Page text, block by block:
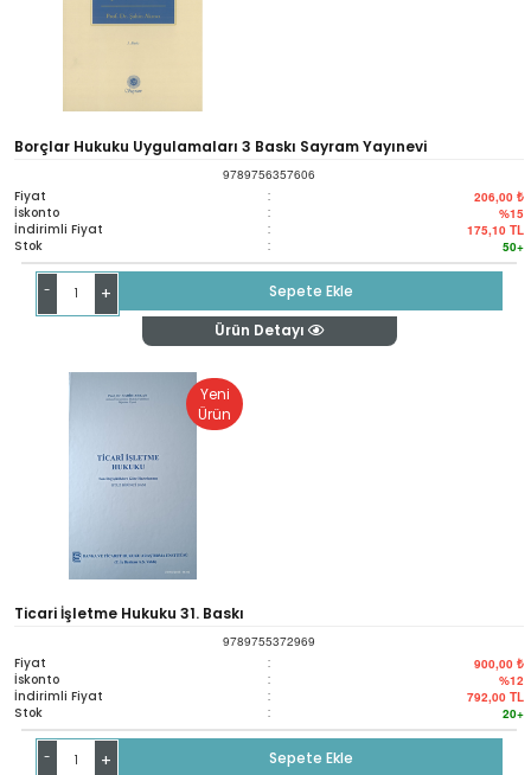
Borçlar Hukuku Uygulamaları 3 Baskı Sayram Yayınevi
9789756357606
Fiyat : 206,00 ₺
İskonto : %15
İndirimli Fiyat : 175,10 TL
Stok : 50+
- +
Sepete Ekle
Ürün Detayı
Yeni
Ürün
Ticari İşletme Hukuku 31. Baskı
9789755372969
Fiyat : 900,00 ₺
İskonto : %12
İndirimli Fiyat : 792,00 TL
Stok : 20+
- +
Sepete Ekle